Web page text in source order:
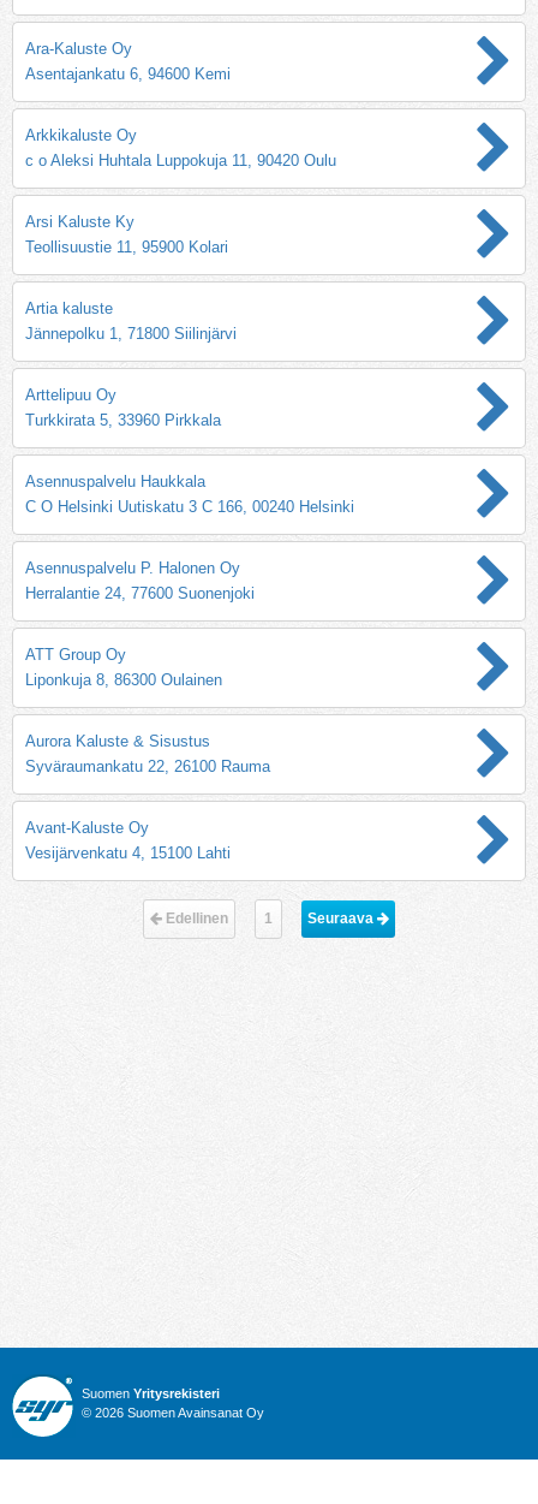
Ara-Kaluste Oy
Asentajankatu 6, 94600 Kemi
Arkkikaluste Oy
c o Aleksi Huhtala Luppokuja 11, 90420 Oulu
Arsi Kaluste Ky
Teollisuustie 11, 95900 Kolari
Artia kaluste
Jännepolku 1, 71800 Siilinjärvi
Arttelipuu Oy
Turkkirata 5, 33960 Pirkkala
Asennuspalvelu Haukkala
C O Helsinki Uutiskatu 3 C 166, 00240 Helsinki
Asennuspalvelu P. Halonen Oy
Herralantie 24, 77600 Suonenjoki
ATT Group Oy
Liponkuja 8, 86300 Oulainen
Aurora Kaluste & Sisustus
Syväraumankatu 22, 26100 Rauma
Avant-Kaluste Oy
Vesijärvenkatu 4, 15100 Lahti
Edellinen 1 Seuraava
Suomen Yritysrekisteri
© 2026 Suomen Avainsanat Oy